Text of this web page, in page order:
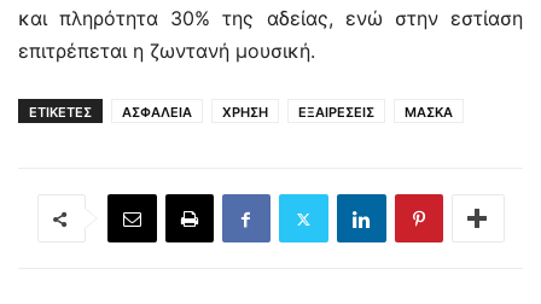
και πληρότητα 30% της αδείας, ενώ στην εστίαση
επιτρέπεται η ζωντανή μουσική.
ΕΤΙΚΕΤΕΣ ΑΣΦΑΛΕΙΑ ΧΡΗΣΗ ΕΞΑΙΡΕΣΕΙΣ ΜΑΣΚΑ